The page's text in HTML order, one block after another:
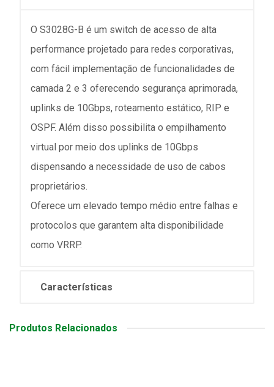
O S3028G-B é um switch de acesso de alta
performance projetado para redes corporativas,
com fácil implementação de funcionalidades de
camada 2 e 3 oferecendo segurança aprimorada,
uplinks de 10Gbps, roteamento estático, RIP e
OSPF. Além disso possibilita o empilhamento
virtual por meio dos uplinks de 10Gbps
dispensando a necessidade de uso de cabos
proprietários.
Oferece um elevado tempo médio entre falhas e
protocolos que garantem alta disponibilidade
como VRRP.
Características
Produtos Relacionados